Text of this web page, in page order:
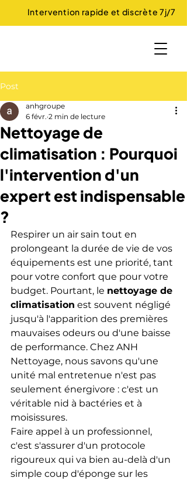
Intervention rapide et discrète 7j/7
Post
Nettoyage de
climatisation : Pourquoi
l'intervention d'un
expert est indispensable
?
anhgroupe
6 févr. 2 min de lecture
Respirer un air sain tout en
prolongeant la durée de vie de vos
équipements est une priorité, tant
pour votre confort que pour votre
budget. Pourtant, le nettoyage de
climatisation est souvent négligé
jusqu'à l'apparition des premières
mauvaises odeurs ou d'une baisse
de performance. Chez ANH
Nettoyage, nous savons qu'une
unité mal entretenue n'est pas
seulement énergivore : c'est un
véritable nid à bactéries et à
moisissures.
Faire appel à un professionnel,
c'est s'assurer d'un protocole
rigoureux qui va bien au-delà d'un
simple coup d'éponge sur les